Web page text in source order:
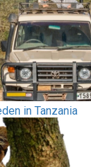
in Tanzania